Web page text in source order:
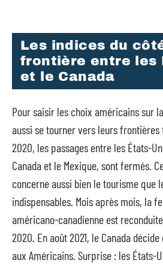
Les indices du
frontière entre les
et le Canada
Pour saisir les choix américains sur
aussi se tourner vers leurs
2020, les passages entre les États-
Canada et le Mexique, sont fermés.
concerne aussi bien le tourisme que
indispensables. Mois après mois, la
américano-canadienne est
2020. En août 2021, le Canada
aux Américains. Surprise : les États-